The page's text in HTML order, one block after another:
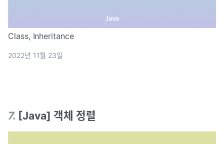
Class, Inheritance
2022년 11월 23일
7. [Java] 객체 정렬